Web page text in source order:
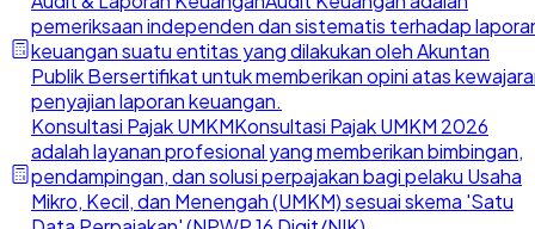
pemeriksaan independen dan sistematis terhadap
keuangan suatu entitas yang dilakukan oleh Akuntan
Publik Bersertifikat untuk memberikan opini atas
penyajian laporan keuangan.
Konsultasi Pajak UMKMKonsultasi Pajak UMKM 2026
adalah layanan profesional yang memberikan bimbingan,
pendampingan, dan solusi perpajakan bagi pelaku Usaha
Mikro, Kecil, dan Menengah (UMKM) sesuai skema 'Satu